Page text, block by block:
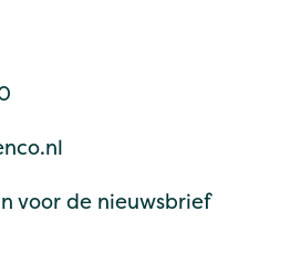
voor de nieuwsbrief